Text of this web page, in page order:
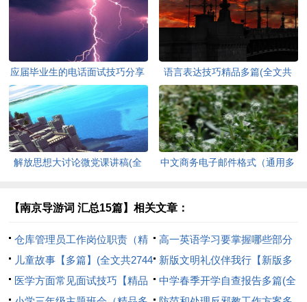
应届毕业生的电话面试技巧分享
(全文共3555字)
语言表达技巧精品多篇(全文共
9049字)
解放思想大讨论微党课讲稿(全
中文商务电子邮件格式（通用多
【南京导游词 汇总15篇】相关文章：
仓库管理员工作岗位职责（精
品多篇）(全文共1764字)
高一英语学习要掌握哪些部分
(全文共959字)
儿童故事【多篇】(全文共2744
字)
新版文明礼仪伴我行【新版多
篇】(全文共2798字)
医学方面常见面试技巧【精品
中学春季开学自查报告多篇(全